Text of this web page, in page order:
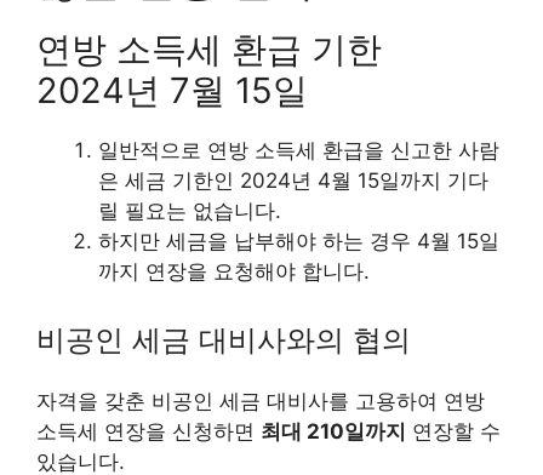
연방 소득세 환급 기한
2024년 7월 15일
일반적으로 연방 소득세 환급을 신고한 사람
은 세금 기한인 2024년 4월 15일까지 기다
릴 필요는 없습니다.
하지만 세금을 납부해야 하는 경우 4월 15일
까지 연장을 요청해야 합니다.
비공인 세금 대비사와의 협의
자격을 갖춘 비공인 세금 대비사를 고용하여 연방
소득세 연장을 신청하면 최대 210일까지 연장할 수
있습니다.